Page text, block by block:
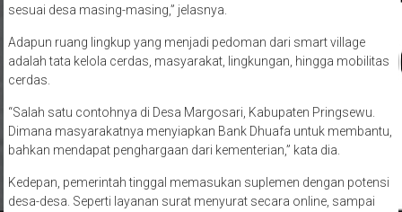
sesuai desa masing-masing,” jelasnya.
Adapun ruang lingkup yang menjadi pedoman dari smart village
adalah tata kelola cerdas, masyarakat, lingkungan, hingga mobilitas
cerdas.
“Salah satu contohnya di Desa Margosari, Kabupaten Pringsewu.
Dimana masyarakatnya menyiapkan Bank Dhuafa untuk membantu,
bahkan mendapat penghargaan dari kementerian,” kata dia.
Kedepan, pemerintah tinggal memasukan suplemen dengan potensi
desa-desa. Seperti layanan surat menyurat secara online, sampai